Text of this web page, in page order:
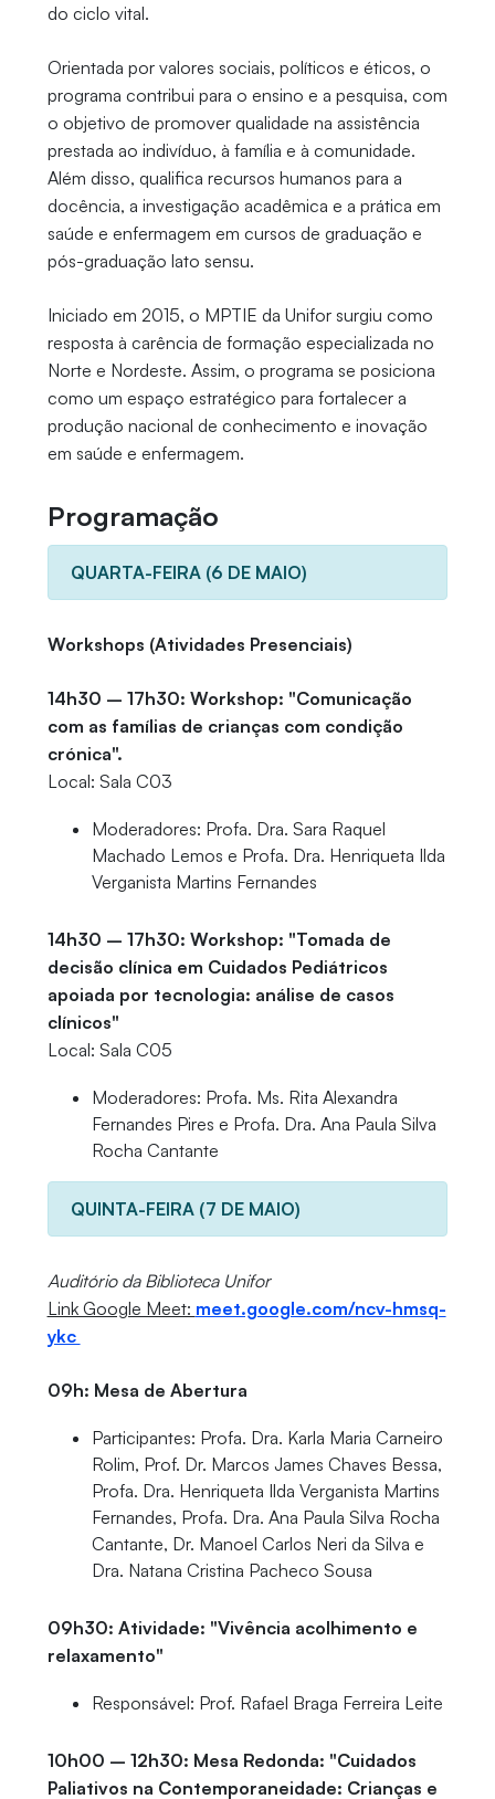
do ciclo vital.
Orientada por valores sociais, políticos e éticos, o
programa contribui para o ensino e a pesquisa, com
o objetivo de promover qualidade na assistência
prestada ao indivíduo, à família e à comunidade.
Além disso, qualifica recursos humanos para a
docência, a investigação acadêmica e a prática em
saúde e enfermagem em cursos de graduação e
pós-graduação lato sensu.
Iniciado em 2015, o MPTIE da Unifor surgiu como
resposta à carência de formação especializada no
Norte e Nordeste. Assim, o programa se posiciona
como um espaço estratégico para fortalecer a
produção nacional de conhecimento e inovação
em saúde e enfermagem.
Programação
QUARTA-FEIRA (6 DE MAIO)
Workshops (Atividades Presenciais)
14h30 – 17h30: Workshop: "Comunicação
com as famílias de crianças com condição
crónica".
Local: Sala C03
Moderadores: Profa. Dra. Sara Raquel
Machado Lemos e Profa. Dra. Henriqueta Ilda
Verganista Martins Fernandes
14h30 – 17h30: Workshop: "Tomada de
decisão clínica em Cuidados Pediátricos
apoiada por tecnologia: análise de casos
clínicos"
Local: Sala C05
Moderadores: Profa. Ms. Rita Alexandra
Fernandes Pires e Profa. Dra. Ana Paula Silva
Rocha Cantante
QUINTA-FEIRA (7 DE MAIO)
Auditório da Biblioteca Unifor
Link Google Meet: meet.google.com/ncv-hmsq-
ykc
09h: Mesa de Abertura
Participantes: Profa. Dra. Karla Maria Carneiro
Rolim, Prof. Dr. Marcos James Chaves Bessa,
Profa. Dra. Henriqueta Ilda Verganista Martins
Fernandes, Profa. Dra. Ana Paula Silva Rocha
Cantante, Dr. Manoel Carlos Neri da Silva e
Dra. Natana Cristina Pacheco Sousa
09h30: Atividade: "Vivência acolhimento e
relaxamento"
Responsável: Prof. Rafael Braga Ferreira Leite
10h00 – 12h30: Mesa Redonda: "Cuidados
Paliativos na Contemporaneidade: Crianças e